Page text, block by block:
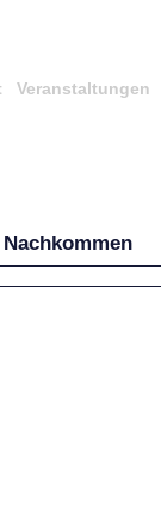
Veranstaltungen